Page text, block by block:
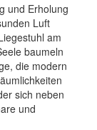
und Erholung
Luft
am
baumeln
die modern
sich neben
und